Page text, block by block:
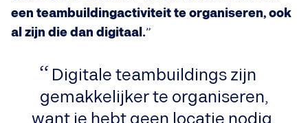
een teambuildingactiviteit te organiseren, ook
al zijn die dan digitaal.”
Digitale teambuildings zijn
gemakkelijker te organiseren,